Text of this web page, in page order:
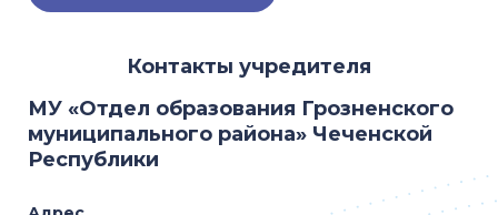
Контакты учредителя
МУ «Отдел образования Грозненского
муниципального района» Чеченской
Республики